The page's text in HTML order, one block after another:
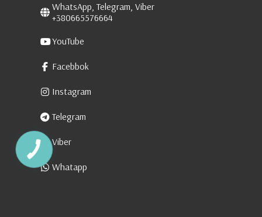
WhatsApp, Telegram, Viber
+380665576664
YouTube
Facebbok
Instagram
Telegram
Viber
Whatapp